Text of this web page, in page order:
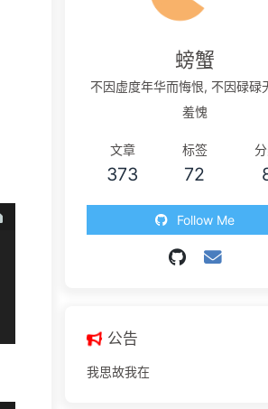
螃蟹
不因虚度年华而悔恨, 不因碌碌
羞愧
文章
373
标签
72
Follow Me
公告
我思故我在